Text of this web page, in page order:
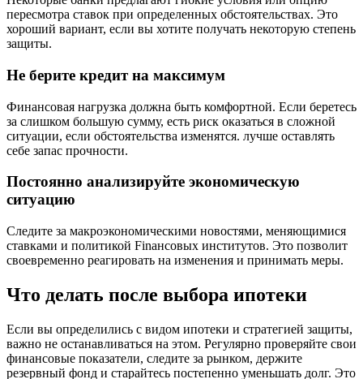
пересмотра ставок при определенных обстоятельствах. Это
хороший вариант, если вы хотите получать некоторую степень
защиты.
Не берите кредит на максимум
Финансовая нагрузка должна быть комфортной. Если беретесь
за слишком большую сумму, есть риск оказаться в сложной
ситуации, если обстоятельства изменятся. лучше оставлять
себе запас прочности.
Постоянно анализируйте экономическую
ситуацию
Следите за макроэкономическими новостями, меняющимися
ставками и политикой Finансовых институтов. Это позволит
своевременно реагировать на изменения и принимать меры.
Что делать после выбора ипотеки
Если вы определились с видом ипотеки и стратегией защиты,
важно не останавливаться на этом. Регулярно проверяйте свои
финансовые показатели, следите за рынком, держите
резервный фонд и старайтесь постепенно уменьшать долг. Это